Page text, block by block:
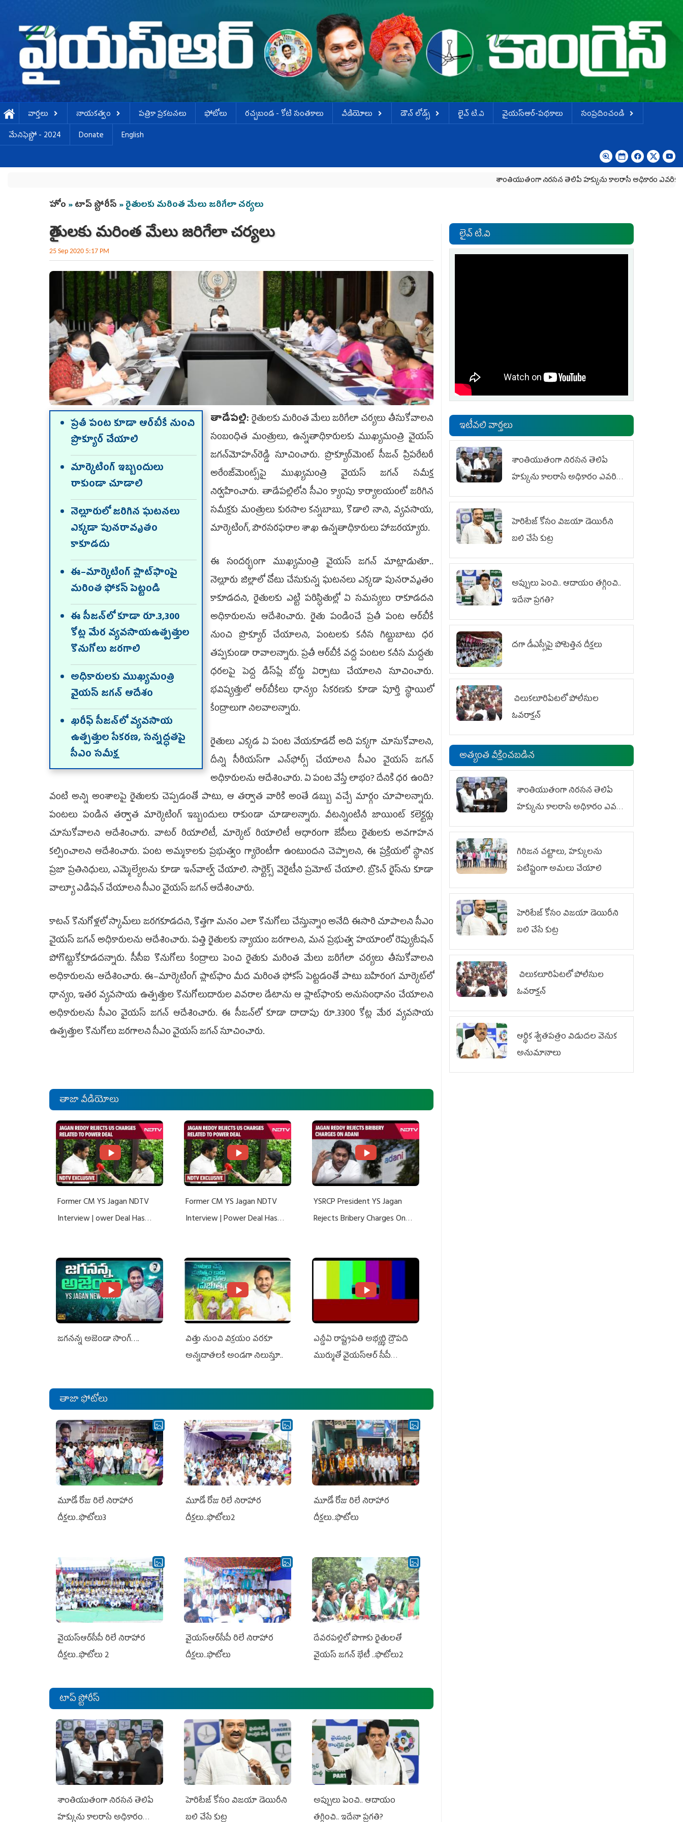
వార్తలు నాయకత్వం పత్రికా ప్రకటనలు ఫోటోలు ర‌చ్చ‌బండ‌ - కోటి సంత‌కాలు వీడియోలు డౌన్ లోడ్స్ లైవ్ టి.వి వైయస్ఆర్-పథకాలు
సంప్రదించండి
మేనిఫెస్టో - 2024
Donate English
శాంతియుతంగా నిరసన తెలిపే హక్కును కాలరాసే అధికారం ఎవరికీ లేదు
You are here
హోం »టాప్ స్టోరీస్ » రైతులకు మరింత మేలు జరిగేలా చర్యలు
రైతులకు మరింత మేలు జరిగేలా చర్యలు
25 Sep 2020 5:17 PM
ప్రతీ పంట కూడా ఆర్‌బీకే నుంచి
ప్రొక్యూర్‌ చేయాలి
మార్కెటింగ్‌ ఇబ్బందులు
రాకుండా చూడాలి
నెల్లూరులో జరిగిన ఘటనలు
ఎక్కడా పునరావృతం
కాకూడదు
ఈ–మార్కెటింగ్‌ ప్లాట్‌ఫాంపై
మరింత ఫోకస్‌ పెట్టండి
ఈ సీజన్‌లో కూడా రూ.3,300
కోట్ల మేర వ్యవసాయఉత్పత్తుల
కొనుగోలు జరగాలి
అధికారులకు ముఖ్యమంత్రి
వైయస్‌ జగన్‌ ఆదేశం
ఖరీఫ్‌ సీజన్‌లో వ్యవసాయ
ఉత్పత్తుల సేకరణ, సన్నద్ధతపై
సీఎం సమీక్ష
తాడేపల్లి:రైతులకు మరింత మేలు జరిగేలా చర్యలు తీసుకోవాలని
సంబంధిత మంత్రులు, ఉన్నతాధికారులకు ముఖ్యమంత్రి వైయస్‌
జగన్‌మోహన్‌రెడ్డి సూచించారు. ప్రొక్యూర్‌మెంట్‌ సీజన్‌ ప్రిపరేటరీ
అరేంజ్‌మెంట్స్‌పై ముఖ్యమంత్రి వైయస్‌ జగన్‌ సమీక్ష
నిర్వహించారు. తాడేపల్లిలోని సీఎం క్యాంపు కార్యాలయంలో జరిగిన
సమీక్షకు మంత్రులు కురసాల కన్నబాబు, కొడాలి నాని, వ్యవసాయ,
మార్కెటింగ్, పౌరసరఫరాల శాఖ ఉన్నతాధికారులు హాజరయ్యారు.
ఈ సందర్భంగా ముఖ్యమంత్రి వైయస్‌ జగన్‌ మాట్లాడుతూ..
నెల్లూరు జిల్లాలో చోటు చేసుకున్న ఘటనలు ఎక్కడా పునరావృతం
కాకూడదని, రైతులకు ఎట్టి పరిస్ధితుల్లో ఏ సమస్యలు రాకూడదని
అధికారులను ఆదేశించారు. రైతు పండించే ప్రతీ పంట ఆర్‌బీకే
నుంచి ప్రొక్యూర్‌ చేయాలని, పంటలకు కనీస గిట్టుబాటు ధర
తప్పకుండా రావాలన్నారు. ప్రతీ ఆర్‌బీకే వద్ద పంటల కనీస మద్దతు
ధరలపై పెద్ద డిస్‌ప్లే బోర్డు ఏర్పాటు చేయాలని సూచించారు.
భవిష్యత్తులో ఆర్‌బీకేలు ధాన్యం సేకరణకు కూడా పూర్తి స్థాయిలో
కేంద్రాలుగా నిలవాలన్నారు.
రైతులు ఎక్కడ ఏ పంట వేయకూడదో అది పక్కగా చూసుకోవాలని,
దీన్ని సీరియస్‌గా ఎన్‌ఫోర్స్‌ చేయాలని సీఎం వైయస్‌ జగన్‌
అధికారులను ఆదేశించారు. ఏ పంట వేస్తే లాభం? దేనికి ధర ఉంది?
వంటి అన్ని అంశాలపై రైతులకు చెప్పడంతో పాటు, ఆ తర్వాత వారికి అంతే డబ్బు వచ్చే మార్గం చూపాలన్నారు.
పంటలు పండిన తర్వాత మార్కెటింగ్‌ ఇబ్బందులు రాకుండా చూడాలన్నారు. వీటన్నింటినీ జాయింట్‌ కలెక్టర్లు
చూసుకోవాలని ఆదేశించారు. వాటర్‌ రియాలిటీ, మార్కెట్‌ రియాలిటీ ఆధారంగా జేసీలు రైతులకు అవగాహన
కల్పించాలని ఆదేశించారు. పంట అమ్మకాలకు ప్రభుత్వం గ్యారెంటీగా ఉంటుందని చెప్పాలని, ఈ ప్రక్రియలో స్థానిక
ప్రజా ప్రతినిధులు, ఎమ్మెల్యేలను కూడా ఇన్‌వాల్వ్‌ చేయాలి. సార్టెక్స్‌ వెరైటీని ప్రమోట్‌ చేయాలి. బ్రొకెన్‌ రైస్‌ను కూడా
వాల్యూ ఎడిషన్‌ చేయాలని సీఎం వైయస్‌ జగన్‌ ఆదేశించారు.
కాటన్‌ కొనుగోళ్లలో స్కామ్‌లు జరగకూడదని, కొత్తగా మనం ఎలా కొనుగోలు చేస్తున్నాం అనేది ఈసారి చూపాలని సీఎం
వైయస్‌ జగన్‌ అధికారులను ఆదేశించారు. పత్తి రైతులకు న్యాయం జరగాలని, మన ప్రభుత్వ హయాంలో రెప్యుటేషన్‌
పోగొట్టుకోకూడదన్నారు. సీసీఐ కొనుగోలు కేంద్రాలు పెంచి రైతుకు మరింత మేలు జరిగేలా చర్యలు తీసుకోవాలని
అధికారులను ఆదేశించారు. ఈ–మార్కెటింగ్‌ ప్లాట్‌ఫాం మీద మరింత ఫోకస్‌ పెట్టడంతో పాటు బహిరంగ మార్కెట్‌లో
ధాన్యం, ఇతర వ్యవసాయ ఉత్పత్తుల కొనుగోలుదారుల వివరాల డేటాను ఆ ప్లాట్‌ఫాంకు అనుసంధానం చేయాలని
అధికారులను సీఎం వైయస్‌ జగన్‌ ఆదేశించారు. ఈ సీజన్‌లో కూడా దాదాపు రూ.3300 కోట్ల మేర వ్యవసాయ
ఉత్పత్తుల కొనుగోలు జరగాలని సీఎం వైయస్‌ జగన్‌ సూచించారు.
తాజా వీడియోలు
Former CM YS Jagan NDTV
Interview | ower Deal Has
Former CM YS Jagan NDTV
Interview | Power Deal Has
YSRCP President YS Jagan
Rejects Bribery Charges On
జగనన్న అజెండా సాంగ్….
విత్తు నుంచి విక్రయం వరకూ
అన్నదాతలకి అండగా నిలుస్తూ..
ఎన్డీఏ రాష్ట్ర‌ప‌తి అభ్య‌ర్థి ద్రౌప‌ది
ముర్ముతో వైయ‌స్ఆర్ సీపీ
ఎమ్మెల్యేలు, ఎంపీల స‌మావేశం
తాజా ఫోటోలు
మూడో రోజు రిలే నిరాహార
దీక్షలు..ఫొటోలు3
మూడో రోజు రిలే నిరాహార
దీక్షలు..ఫొటోలు2
మూడో రోజు రిలే నిరాహార
దీక్షలు..ఫొటోలు
వైయ‌స్ఆర్‌సీపీ రిలే నిరాహార
దీక్షలు..ఫొటోలు 2
వైయ‌స్ఆర్‌సీపీ రిలే నిరాహార
దీక్షలు..ఫొటోలు
దేవరపల్లిలో పొగాకు రైతులతో
వైయస్ జగన్ భేటీ ..ఫొటోలు2
టాప్ స్టోరీస్
శాంతియుతంగా నిరసన తెలిపే
హక్కును కాలరాసే అధికారం
హెరిటేజ్ కోసం విజయా డెయిరీని
బలి చేసే కుట్ర‌
అప్పులు పెంచి.. ఆదాయం
తగ్గించి.. ఇదేనా ప్రగతి?
లైవ్ టి.వి
ఇటీవలి వార్తలు
శాంతియుతంగా నిరసన తెలిపే
హక్కును కాలరాసే అధికారం ఎవరికీ
లేదు
హెరిటేజ్ కోసం విజయా డెయిరీని
బలి చేసే కుట్ర‌
అప్పులు పెంచి.. ఆదాయం తగ్గించి..
ఇదేనా ప్రగతి?
దగా డీఎస్సీపై పోటెత్తిన దీక్షలు
చిలుక‌లూరిపేట‌లో పోలీసుల
ఓవ‌రాక్ష‌న్‌
అత్యంత వీక్షించబడిన
శాంతియుతంగా నిరసన తెలిపే
హక్కును కాలరాసే అధికారం ఎవరికీ
లేదు
గిరిజన చట్టాలు, హక్కులను
పటిష్టంగా అమలు చేయాలి
హెరిటేజ్ కోసం విజయా డెయిరీని
బలి చేసే కుట్ర‌
చిలుక‌లూరిపేట‌లో పోలీసుల
ఓవ‌రాక్ష‌న్‌
ఆర్థిక శ్వేతపత్రం విడుదల వెనుక
అనుమానాలు